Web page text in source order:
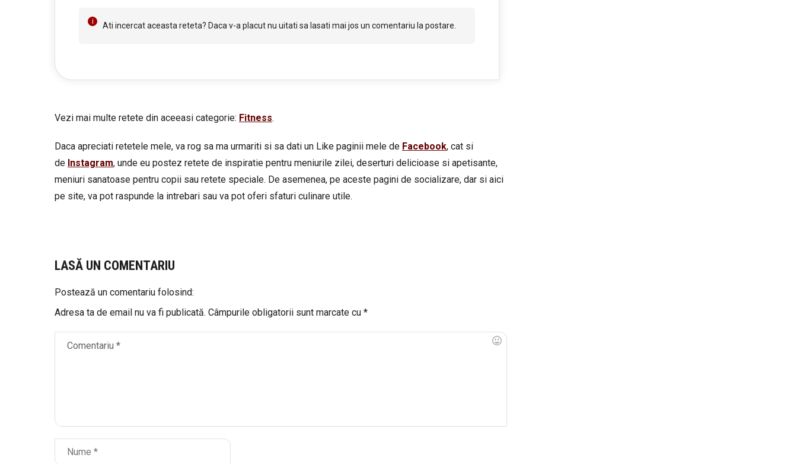
Ati incercat aceasta reteta? Daca v-a placut nu uitati sa lasati mai jos un comentariu la postare.
Vezi mai multe retete din aceeasi categorie: Fitness.
Daca apreciati retetele mele, va rog sa ma urmariti si sa dati un Like paginii mele de Facebook, cat si
de Instagram, unde eu postez retete de inspiratie pentru meniurile zilei, deserturi delicioase si apetisante,
meniuri sanatoase pentru copii sau retete speciale. De asemenea, pe aceste pagini de socializare, dar si aici
pe site, va pot raspunde la intrebari sau va pot oferi sfaturi culinare utile.
LASĂ UN COMENTARIU
Postează un comentariu folosind:
Adresa ta de email nu va fi publicată. Câmpurile obligatorii sunt marcate cu *